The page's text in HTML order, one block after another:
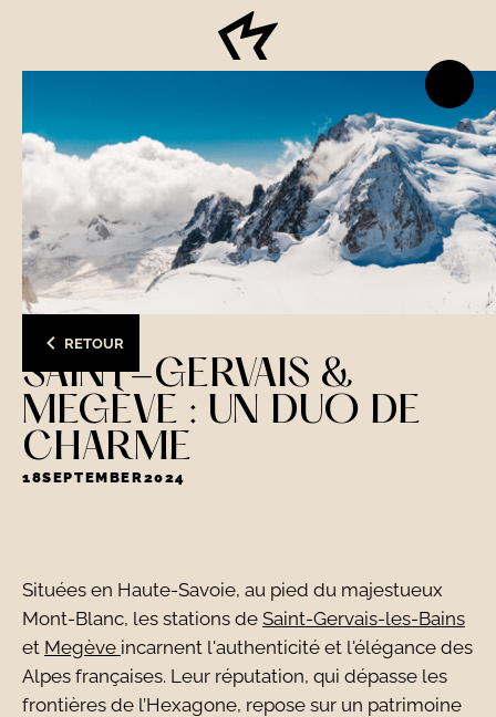
RETOUR
SAINT-GERVAIS &
MEGÈVE : UN DUO DE
CHARME
18SEPTEMBER2024
Situées en Haute-Savoie, au pied du majestueux
Mont-Blanc, les stations de Saint-Gervais-les-Bains
et Megève incarnent l'authenticité et l'élégance des
Alpes françaises. Leur réputation, qui dépasse les
frontières de l’Hexagone, repose sur un patrimoine